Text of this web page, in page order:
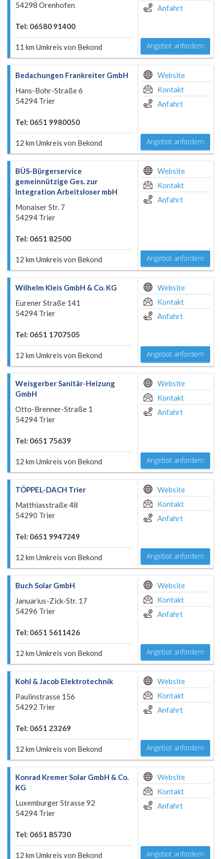
54298 Orenhofen
Tel: 06580 91400
11 km Umkreis von Bekond
Anfahrt
Angebot anfordern
Bedachungen Frankreiter GmbH
Hans-Bohr-Straße 6
54294 Trier
Tel: 0651 9980050
12 km Umkreis von Bekond
Website
Kontakt
Anfahrt
Angebot anfordern
BÜS-Bürgerservice
gemeinnützige Ges. zur
Integration Arbeitsloser mbH
Monaiser Str. 7
54294 Trier
Tel: 0651 82500
12 km Umkreis von Bekond
Website
Kontakt
Anfahrt
Angebot anfordern
Wilhelm Kleis GmbH & Co. KG
Eurener Straße 141
54294 Trier
Tel: 0651 1707505
12 km Umkreis von Bekond
Website
Kontakt
Anfahrt
Angebot anfordern
Weisgerber Sanitär-Heizung
GmbH
Otto-Brenner-Straße 1
54294 Trier
Tel: 0651 75639
12 km Umkreis von Bekond
Website
Kontakt
Anfahrt
Angebot anfordern
TÖPPEL-DACH Trier
Matthiasstraße 48
54290 Trier
Tel: 0651 9947249
12 km Umkreis von Bekond
Website
Kontakt
Anfahrt
Angebot anfordern
Buch Solar GmbH
Januarius-Zick-Str. 17
54296 Trier
Tel: 0651 5611426
12 km Umkreis von Bekond
Website
Kontakt
Anfahrt
Angebot anfordern
Kohl & Jacob Elektrotechnik
Paulinstrasse 156
54292 Trier
Tel: 0651 23269
12 km Umkreis von Bekond
Website
Kontakt
Anfahrt
Angebot anfordern
Konrad Kremer Solar GmbH & Co.
KG
Luxemburger Strasse 92
54294 Trier
Tel: 0651 85730
12 km Umkreis von Bekond
Website
Kontakt
Anfahrt
Angebot anfordern